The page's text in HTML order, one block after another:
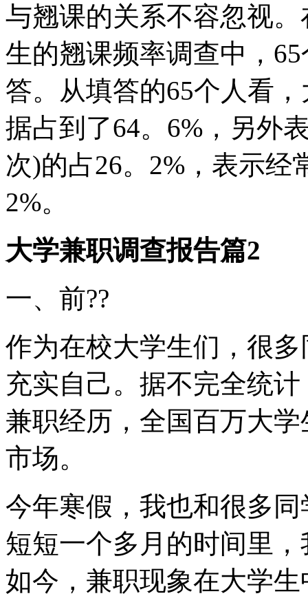
与翘课的关系不容忽视
生的翘课频率调查中，
答。从填答的65个人看
据占到了64。6%，另外
次)的占26。2%，表示经
2%。
大学兼职调查报告篇2
一、前??
作为在校大学生们，很
充实自己。据不完全统
兼职经历，全国百万大
市场。
今年寒假，我也和很多
短短一个多月的时间里
如今，兼职现象在大学